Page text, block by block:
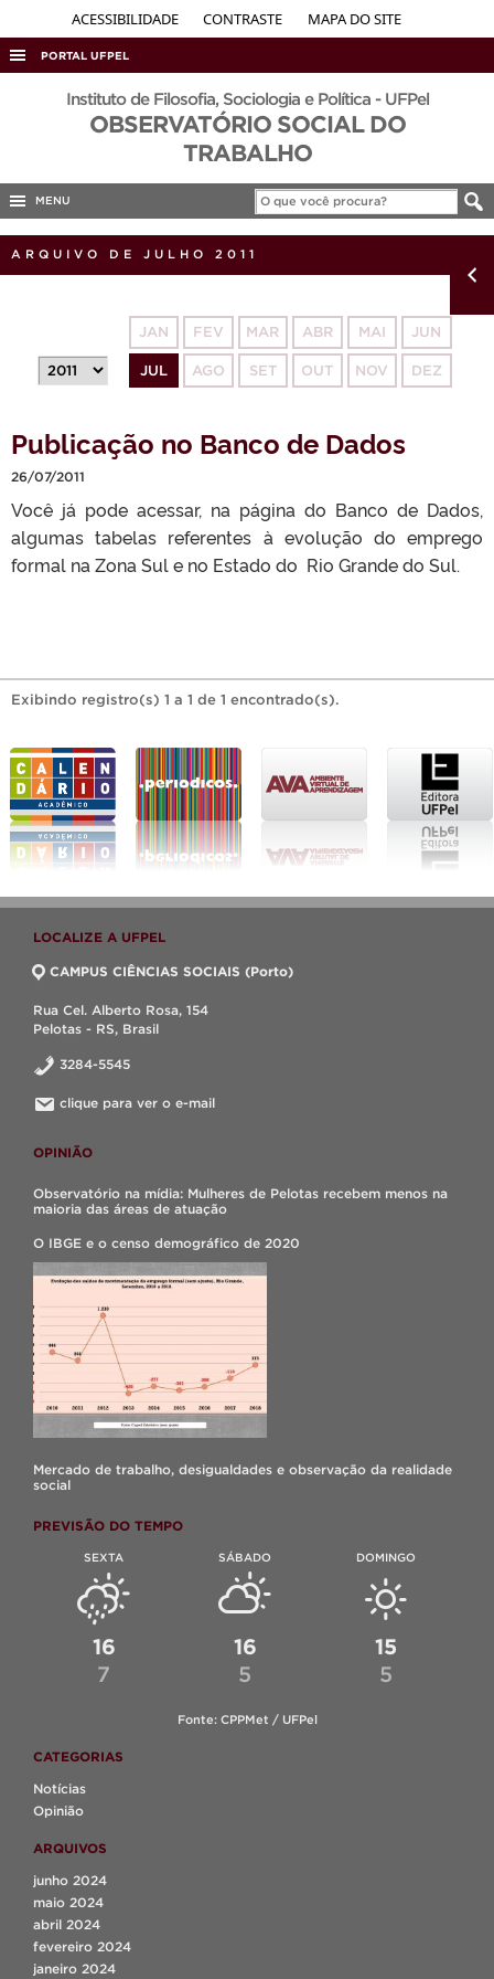
ACESSIBILIDADE CONTRASTE MAPA DO SITE
PORTAL UFPEL
ACESSO À INFORMAÇÃO
AUDITORIA
CONCURSOS
PORTARIAS
Instituto de Filosofia, Sociologia e Política - UFPel
OBSERVATÓRIO SOCIAL DO
TRABALHO
MENU
ARQUIVO DE JULHO 2011
JAN FEV MAR ABR MAI JUN
JUL AGO SET OUT NOV DEZ
Publicação no Banco de Dados
26/07/2011
Você já pode acessar, na página do Banco de Dados,
algumas tabelas referentes à evolução do emprego
formal na Zona Sul e no Estado do Rio Grande do Sul.
Exibindo registro(s) 1 a 1 de 1 encontrado(s).
LOCALIZE A UFPEL
CAMPUS CIÊNCIAS SOCIAIS (Porto)
Rua Cel. Alberto Rosa, 154
Pelotas - RS, Brasil
3284-5545
clique para ver o e-mail
OPINIÃO
Observatório na mídia: Mulheres de Pelotas recebem menos na
maioria das áreas de atuação
O IBGE e o censo demográfico de 2020
Mercado de trabalho, desigualdades e observação da realidade
social
PREVISÃO DO TEMPO
SEXTA
16
7
SÁBADO
16
5
DOMINGO
15
5
Fonte: CPPMet / UFPel
CATEGORIAS
Notícias
Opinião
ARQUIVOS
junho 2024
maio 2024
abril 2024
fevereiro 2024
janeiro 2024